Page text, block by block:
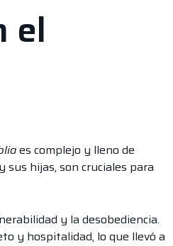
el
es complejo y lleno de
sus hijas, son cruciales para
y la desobediencia.
y hospitalidad, lo que llevó a